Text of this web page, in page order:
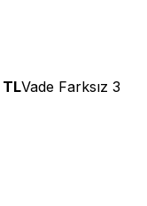
TLVade Farksız 3